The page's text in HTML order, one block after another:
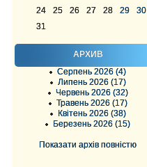
24
25 26 27 28 29
30
31
АРХИВ
Серпень 2026 (4)
Липень 2026 (17)
Червень 2026 (32)
Травень 2026 (17)
Квітень 2026 (38)
Березень 2026 (15)
Показати архів повністю